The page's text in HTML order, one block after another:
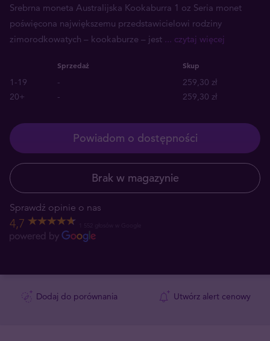
Srebrna moneta Australijska Kookaburra 1 oz Seria monet
poświęcona największemu przedstawicielowi rodziny
zimorodkowatych – kookaburze – jest ... czytaj więcej
Sprzedaż Skup
1-19 -
259,30 zł
20+
- 259,30 zł
Powiadom o dostępności
Brak w magazynie
Sprawdź opinie o nas
4,7
Dodaj do porównania Utwórz alert cenowy